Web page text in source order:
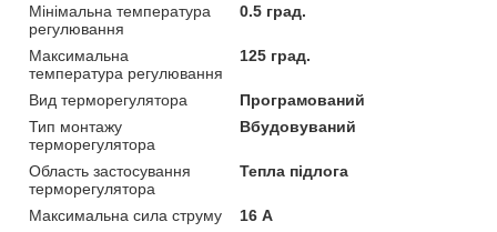
Мінімальна температура
регулювання
0.5 град.
Максимальна
температура регулювання
125 град.
Вид терморегулятора
Програмований
Тип монтажу
терморегулятора
Вбудовуваний
Область застосування
терморегулятора
Тепла підлога
Максимальна сила струму
16 А